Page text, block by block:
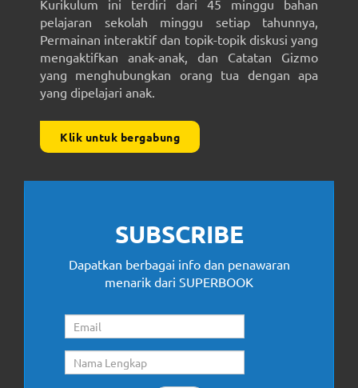
Kurikulum ini terdiri dari 45 minggu bahan
pelajaran sekolah minggu setiap tahunnya,
Permainan interaktif dan topik-topik diskusi yang
mengaktifkan anak-anak, dan Catatan Gizmo
yang menghubungkan orang tua dengan apa
yang dipelajari anak.
Klik untuk bergabung
SUBSCRIBE
Dapatkan berbagai info dan penawaran
menarik dari SUPERBOOK